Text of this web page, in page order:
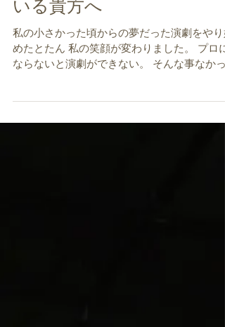
いる貴方へ
私の小さかった頃からの夢だった演劇をやり
めたとたん 私の笑顔が変わりました。 プロに
たけど 実際は 私に勇気がなく諦め...